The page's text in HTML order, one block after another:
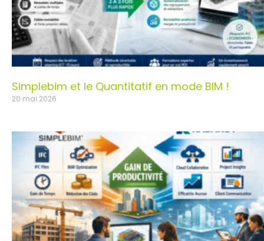
Simplebim et le Quantitatif en mode BIM !
20 mai 2026